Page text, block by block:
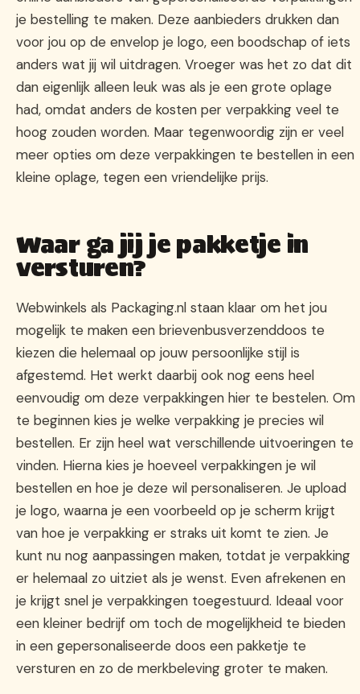
je bestelling te maken. Deze aanbieders drukken dan
voor jou op de envelop je logo, een boodschap of iets
anders wat jij wil uitdragen. Vroeger was het zo dat dit
dan eigenlijk alleen leuk was als je een grote oplage
had, omdat anders de kosten per verpakking veel te
hoog zouden worden. Maar tegenwoordig zijn er veel
meer opties om deze verpakkingen te bestellen in een
kleine oplage, tegen een vriendelijke prijs.
Waar ga jij je pakketje in
versturen?
Webwinkels als Packaging.nl staan klaar om het jou
mogelijk te maken een brievenbusverzenddoos te
kiezen die helemaal op jouw persoonlijke stijl is
afgestemd. Het werkt daarbij ook nog eens heel
eenvoudig om deze verpakkingen hier te bestelen. Om
te beginnen kies je welke verpakking je precies wil
bestellen. Er zijn heel wat verschillende uitvoeringen te
vinden. Hierna kies je hoeveel verpakkingen je wil
bestellen en hoe je deze wil personaliseren. Je upload
je logo, waarna je een voorbeeld op je scherm krijgt
van hoe je verpakking er straks uit komt te zien. Je
kunt nu nog aanpassingen maken, totdat je verpakking
er helemaal zo uitziet als je wenst. Even afrekenen en
je krijgt snel je verpakkingen toegestuurd. Ideaal voor
een kleiner bedrijf om toch de mogelijkheid te bieden
in een gepersonaliseerde doos een pakketje te
versturen en zo de merkbeleving groter te maken.